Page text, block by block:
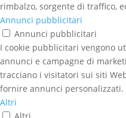
rimbalzo, sorgente di traffico,
Annunci pubblicitari
Annunci pubblicitari
I cookie pubblicitari vengono
annunci e campagne di
tracciano i visitatori sui siti
fornire annunci personalizzati.
Altri